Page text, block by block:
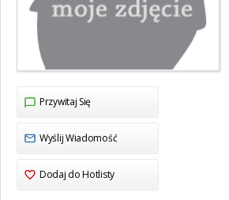
Przywitaj Się
Wyślij Wiadomość
Dodaj do Hotlisty